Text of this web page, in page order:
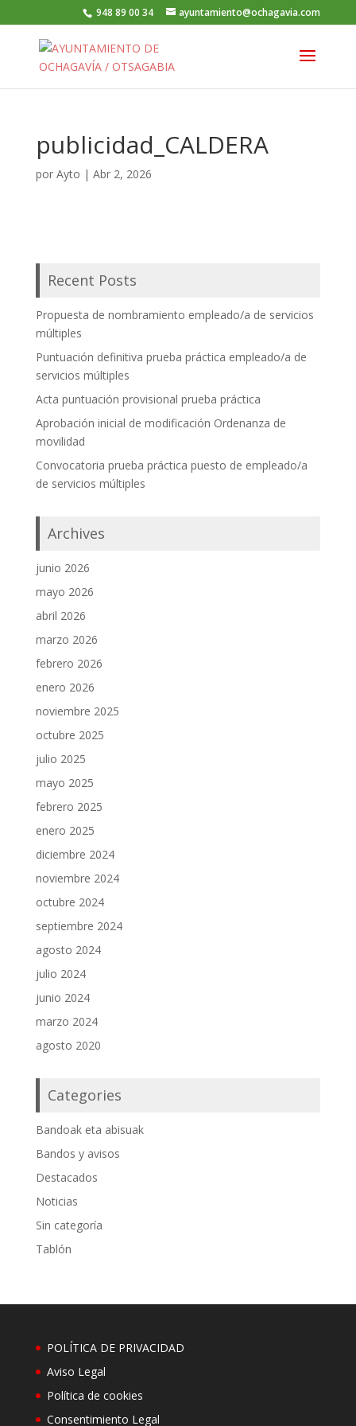
948 89 00 34 ayuntamiento@ochagavia.com
publicidad_CALDERA
por Ayto | Abr 2, 2026
Recent Posts
Propuesta de nombramiento empleado/a de servicios
múltiples
Puntuación definitiva prueba práctica empleado/a de
servicios múltiples
Acta puntuación provisional prueba práctica
Aprobación inicial de modificación Ordenanza de
movilidad
Convocatoria prueba práctica puesto de empleado/a
de servicios múltiples
Archives
junio 2026
mayo 2026
abril 2026
marzo 2026
febrero 2026
enero 2026
noviembre 2025
octubre 2025
julio 2025
mayo 2025
febrero 2025
enero 2025
diciembre 2024
noviembre 2024
octubre 2024
septiembre 2024
agosto 2024
julio 2024
junio 2024
marzo 2024
agosto 2020
Categories
Bandoak eta abisuak
Bandos y avisos
Destacados
Noticias
Sin categoría
Tablón
POLÍTICA DE PRIVACIDAD
Aviso Legal
Política de cookies
Consentimiento Legal